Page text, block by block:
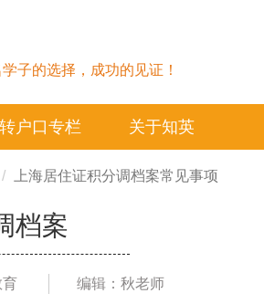
子的选择，成功的见证！
户口专栏 关于知英
上海居住证积分调档案常见事项
档案
编辑：秋老师